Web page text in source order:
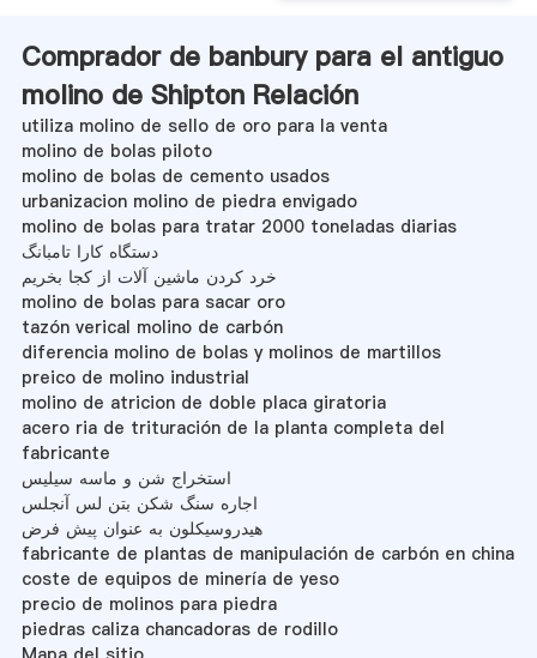
Comprador de banbury para el antiguo
molino de Shipton Relación
utiliza molino de sello de oro para la venta
molino de bolas piloto
molino de bolas de cemento usados
urbanizacion molino de piedra envigado
molino de bolas para tratar 2000 toneladas diarias
دستگاه کارا تامبانگ
خرد کردن ماشین آلات از کجا بخریم
molino de bolas para sacar oro
tazón verical molino de carbón
diferencia molino de bolas y molinos de martillos
preico de molino industrial
molino de atricion de doble placa giratoria
acero ria de trituración de la planta completa del
fabricante
استخراج شن و ماسه سیلیس
اجاره سنگ شکن بتن لس آنجلس
هیدروسیکلون به عنوان پیش فرض
fabricante de plantas de manipulación de carbón en china
coste de equipos de minería de yeso
precio de molinos para piedra
piedras caliza chancadoras de rodillo